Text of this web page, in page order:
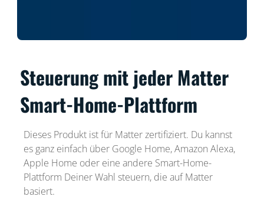
Steuerung mit jeder Matter
Smart-Home-Plattform
Dieses Produkt ist für Matter zertifiziert. Du kannst
es ganz einfach über Google Home, Amazon Alexa,
Apple Home oder eine andere Smart-Home-
Plattform Deiner Wahl steuern, die auf Matter
basiert.